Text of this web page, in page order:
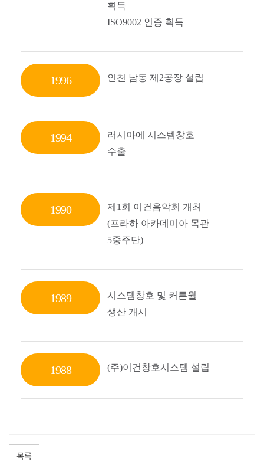
획득
ISO9002 인증 획득
1996 인천 남동 제2공장 설립
1994
러시아에 시스템창호
수출
1990
제1회 이건음악회 개최
(프라하 아카데미아 목관
5중주단)
1989
시스템창호 및 커튼월
생산 개시
1988 (주)이건창호시스템 설립
목록